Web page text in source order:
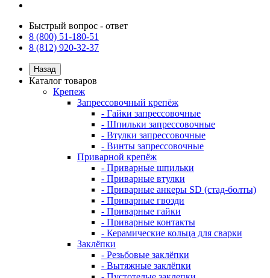
Быстрый вопрос - ответ
8 (800) 51-180-51
8 (812) 920-32-37
Назад
Каталог товаров
Крепеж
Запрессовочный крепёж
- Гайки запрессовочные
- Шпильки запрессовочные
- Втулки запрессовочные
- Винты запрессовочные
Приварной крепёж
- Приварные шпильки
- Приварные втулки
- Приварные анкеры SD (стад-болты)
- Приварные гвозди
- Приварные гайки
- Приварные контакты
- Керамические кольца для сварки
Заклёпки
- Резьбовые заклёпки
- Вытяжные заклёпки